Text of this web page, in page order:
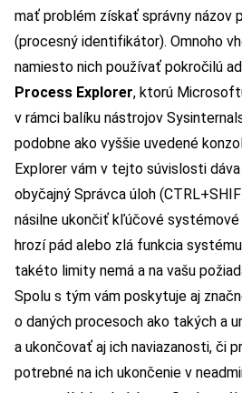
mať problém získať správny názov
(procesný identifikátor). Omnoho
namiesto nich používať pokročilú
Process Explorer, ktorú
v rámci balíku nástrojov
podobne ako vyššie uvedené
Explorer vám v tejto súvislosti
obyčajný Správca úloh
násilne ukončiť kľúčové
hrozí pád alebo zlá funkcia
takéto limity nemá a na vašu
Spolu s tým vám poskytuje aj
o daných procesoch ako takých a
a ukončovať aj ich naviazanosti, či
potrebné na ich ukončenie v